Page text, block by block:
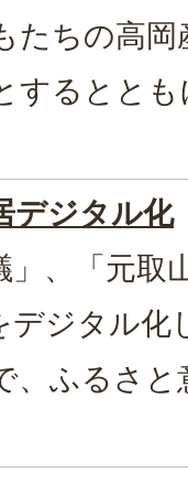
たちの高岡
するととも
デジタル化
」、「元取
デジタル化
、ふるさと